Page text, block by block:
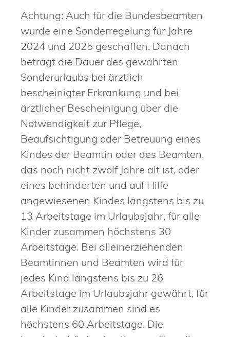
Achtung: Auch für die Bundesbeamten
wurde eine Sonderregelung für Jahre
2024 und 2025 geschaffen. Danach
beträgt die Dauer des gewährten
Sonderurlaubs bei ärztlich
bescheinigter Erkrankung und bei
ärztlicher Bescheinigung über die
Notwendigkeit zur Pflege,
Beaufsichtigung oder Betreuung eines
Kindes der Beamtin oder des Beamten,
das noch nicht zwölf Jahre alt ist, oder
eines behinderten und auf Hilfe
angewiesenen Kindes längstens bis zu
13 Arbeitstage im Urlaubsjahr, für alle
Kinder zusammen höchstens 30
Arbeitstage. Bei alleinerziehenden
Beamtinnen und Beamten wird für
jedes Kind längstens bis zu 26
Arbeitstage im Urlaubsjahr gewährt, für
alle Kinder zusammen sind es
höchstens 60 Arbeitstage. Die